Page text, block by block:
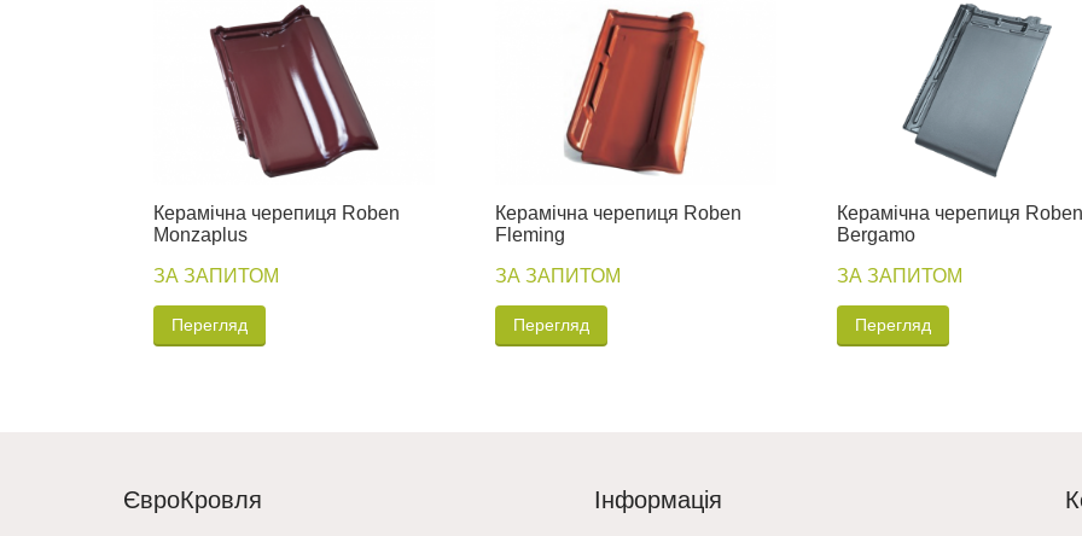
Керамічна черепиця Roben
Monzaplus
ЗА ЗАПИТОМ
Перегляд
Керамічна черепиця Roben
Fleming
ЗА ЗАПИТОМ
Перегляд
Керамічна черепиця Roben
Bergamo
ЗА ЗАПИТОМ
Перегляд
ЄвроКровля Інформація